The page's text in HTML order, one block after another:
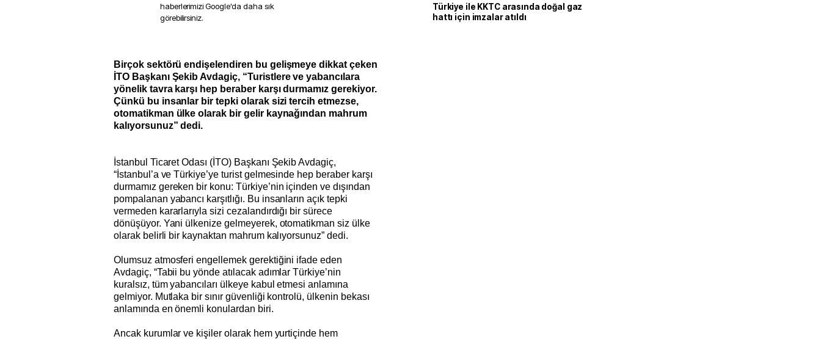
haberlerimizi Google'da daha sık
görebilirsiniz.
Birçok sektörü endişelendiren bu gelişmeye dikkat çeken
İTO Başkanı Şekib Avdagiç, “Turistlere ve yabancılara
yönelik tavra karşı hep beraber karşı durmamız gerekiyor.
Çünkü bu insanlar bir tepki olarak sizi tercih etmezse,
otomatikman ülke olarak bir gelir kaynağından mahrum
kalıyorsunuz” dedi.
İstanbul Ticaret Odası (İTO) Başkanı Şekib Avdagiç,
“İstanbul’a ve Türkiye’ye turist gelmesinde hep beraber karşı
durmamız gereken bir konu: Türkiye’nin içinden ve dışından
pompalanan yabancı karşıtlığı. Bu insanların açık tepki
vermeden kararlarıyla sizi cezalandırdığı bir sürece
dönüşüyor. Yani ülkenize gelmeyerek, otomatikman siz ülke
olarak belirli bir kaynaktan mahrum kalıyorsunuz” dedi.
Olumsuz atmosferi engellemek gerektiğini ifade eden
Avdagiç, “Tabii bu yönde atılacak adımlar Türkiye’nin
kuralsız, tüm yabancıları ülkeye kabul etmesi anlamına
gelmiyor. Mutlaka bir sınır güvenliği kontrolü, ülkenin bekası
anlamında en önemli konulardan biri.
Ancak kurumlar ve kişiler olarak hem yurtiçinde hem
Türkiye ile KKTC arasında doğal gaz
hattı için imzalar atıldı